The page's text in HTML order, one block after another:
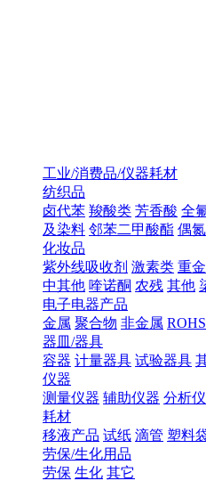
工业/消费品/仪器耗材
纺织品
卤代苯 羧酸类 芳香酸 全
及染料 邻苯二甲酸酯 偶
化妆品
紫外线吸收剂 激素类 重
中其他 喹诺酮 农残 其他
电子电器产品
金属 聚合物 非金属
器皿/器具
容器 计量器具 试验器具
仪器
测量仪器 辅助仪器 分析
耗材
移液产品 试纸 滴管 塑料
劳保/生化用品
劳保 生化 其它